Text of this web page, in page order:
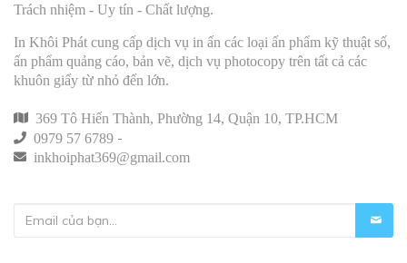
Trách nhiệm - Uy tín - Chất lượng.
In Khôi Phát cung cấp dịch vụ in ấn các loại ấn phẩm kỹ thuật số,
ấn phẩm quảng cáo, bản vẽ, dịch vụ photocopy trên tất cả các
khuôn giấy từ nhỏ đến lớn.
369 Tô Hiến Thành, Phường 14, Quận 10, TP.HCM
0979 57 6789 -
inkhoiphat369@gmail.com